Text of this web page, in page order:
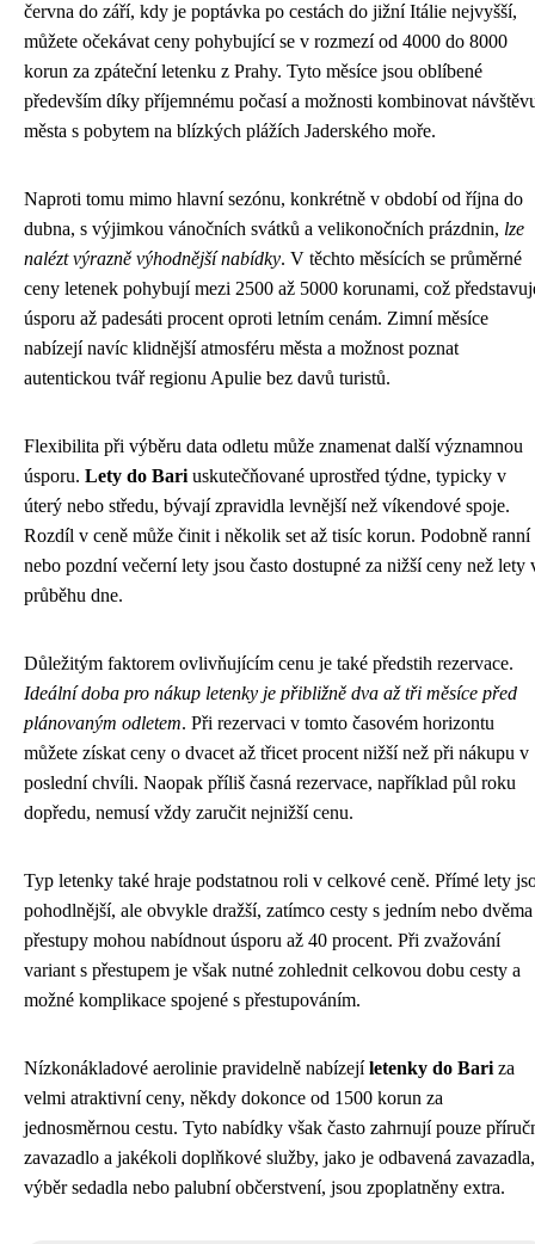
června do září, kdy je poptávka po cestách do jižní Itálie nejvyšší,
můžete očekávat ceny pohybující se v rozmezí od 4000 do 8000
korun za zpáteční letenku z Prahy. Tyto měsíce jsou oblíbené
především díky příjemnému počasí a možnosti kombinovat
města s pobytem na blízkých plážích Jaderského moře.
Naproti tomu mimo hlavní sezónu, konkrétně v období od října do
dubna, s výjimkou vánočních svátků a velikonočních prázdnin, lze
nalézt výrazně výhodnější nabídky. V těchto měsících se průměrné
ceny letenek pohybují mezi 2500 až 5000 korunami, což
úsporu až padesáti procent oproti letním cenám. Zimní měsíce
nabízejí navíc klidnější atmosféru města a možnost poznat
autentickou tvář regionu Apulie bez davů turistů.
Flexibilita při výběru data odletu může znamenat další významnou
úsporu. Lety do Bari uskutečňované uprostřed týdne, typicky v
úterý nebo středu, bývají zpravidla levnější než víkendové spoje.
Rozdíl v ceně může činit i několik set až tisíc korun. Podobně ranní
nebo pozdní večerní lety jsou často dostupné za nižší ceny než lety
průběhu dne.
Důležitým faktorem ovlivňujícím cenu je také předstih rezervace.
Ideální doba pro nákup letenky je přibližně dva až tři měsíce před
plánovaným odletem. Při rezervaci v tomto časovém horizontu
můžete získat ceny o dvacet až třicet procent nižší než při nákupu v
poslední chvíli. Naopak příliš časná rezervace, například půl roku
dopředu, nemusí vždy zaručit nejnižší cenu.
Typ letenky také hraje podstatnou roli v celkové ceně. Přímé lety
pohodlnější, ale obvykle dražší, zatímco cesty s jedním nebo dvěma
přestupy mohou nabídnout úsporu až 40 procent. Při zvažování
variant s přestupem je však nutné zohlednit celkovou dobu cesty a
možné komplikace spojené s přestupováním.
Nízkonákladové aerolinie pravidelně nabízejíletenky do Bari za
velmi atraktivní ceny, někdy dokonce od 1500 korun za
jednosměrnou cestu. Tyto nabídky však často zahrnují pouze
zavazadlo a jakékoli doplňkové služby, jako je odbavená zavazadla,
výběr sedadla nebo palubní občerstvení, jsou zpoplatněny extra.